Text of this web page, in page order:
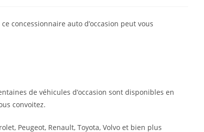
concessionnaire auto d’occasion peut vous
de véhicules d’occasion sont disponibles en
convoitez.
Peugeot, Renault, Toyota, Volvo et bien plus